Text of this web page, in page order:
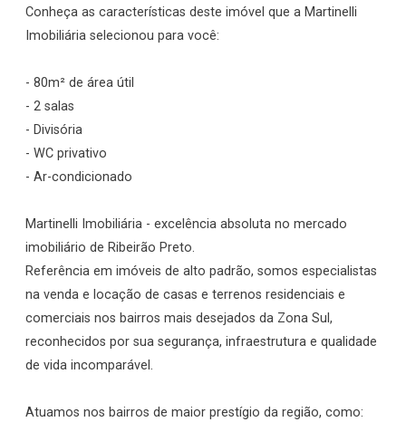
Conheça as características deste imóvel que a Martinelli
Imobiliária selecionou para você:
- 80m² de área útil
- 2 salas
- Divisória
- WC privativo
- Ar-condicionado
Martinelli Imobiliária - excelência absoluta no mercado
imobiliário de Ribeirão Preto.
Referência em imóveis de alto padrão, somos especialistas
na venda e locação de casas e terrenos residenciais e
comerciais nos bairros mais desejados da Zona Sul,
reconhecidos por sua segurança, infraestrutura e qualidade
de vida incomparável.
Atuamos nos bairros de maior prestígio da região, como: